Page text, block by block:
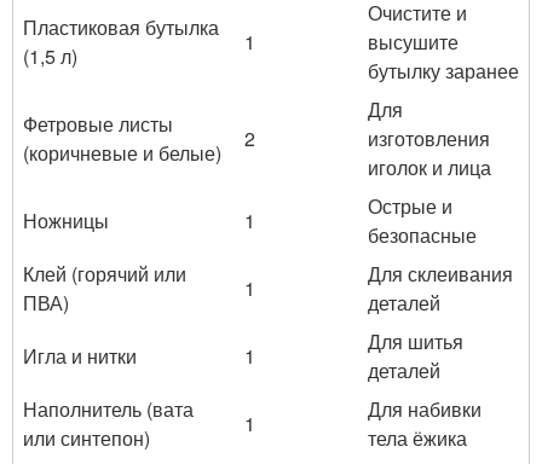
Пластиковая бутылка
(1,5 л)
1
Очистите и
высушите
бутылку заранее
Фетровые листы
(коричневые и белые)
2
Для
изготовления
иголок и лица
Ножницы
1
Острые и
безопасные
Клей (горячий или
ПВА)
1
Для склеивания
деталей
Игла и нитки
1
Для шитья
деталей
Наполнитель (вата
или синтепон)
1
Для набивки
тела ёжика